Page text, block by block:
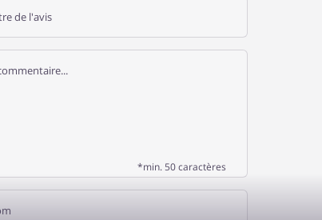
*min. 50 caractères